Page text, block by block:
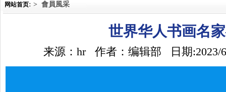
网站首页: > 會員風采
世界华人书画名
来源：hr 作者：编辑部 日期:2023/